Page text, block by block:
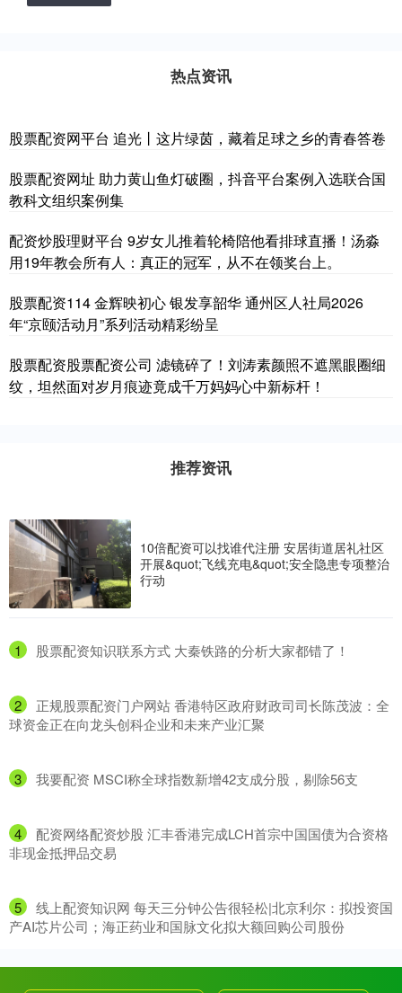
热点资讯
股票配资网平台 追光丨这片绿茵，藏着足球之乡的青春答卷
股票配资网址 助力黄山鱼灯破圈，抖音平台案例入选联合国
教科文组织案例集
配资炒股理财平台 9岁女儿推着轮椅陪他看排球直播！汤淼
用19年教会所有人：真正的冠军，从不在领奖台上。
股票配资114 金辉映初心 银发享韶华 通州区人社局2026
年“京颐活动月”系列活动精彩纷呈
股票配资股票配资公司 滤镜碎了！刘涛素颜照不遮黑眼圈细
纹，坦然面对岁月痕迹竟成千万妈妈心中新标杆！
推荐资讯
10倍配资可以找谁代注册 安居街道居礼社区
开展&quot;飞线充电&quot;安全隐患专项整治
行动
1 ​股票配资知识联系方式 大秦铁路的分析大家都错了！
2
​正规股票配资门户网站 香港特区政府财政司司长陈茂波：全
球资金正在向龙头创科企业和未来产业汇聚
3 ​我要配资 MSCI称全球指数新增42支成分股，剔除56支
4
​配资网络配资炒股 汇丰香港完成LCH首宗中国国债为合资格
非现金抵押品交易
5
​线上配资知识网 每天三分钟公告很轻松|北京利尔：拟投资国
产AI芯片公司；海正药业和国脉文化拟大额回购公司股份